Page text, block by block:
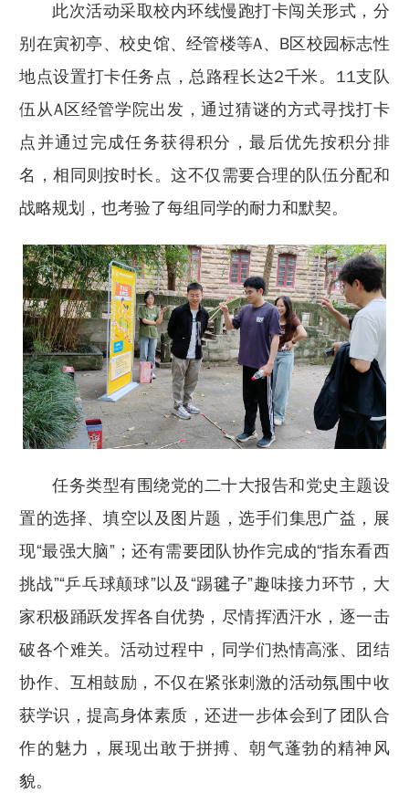
此次活动采取校内环线慢跑打卡闯关形式，分
别在寅初亭、校史馆、经管楼等A、B区校园标志性
地点设置打卡任务点，总路程长达2千米。11支队
伍从A区经管学院出发，通过猜谜的方式寻找打卡
点并通过完成任务获得积分，最后优先按积分排
名，相同则按时长。这不仅需要合理的队伍分配和
战略规划，也考验了每组同学的耐力和默契。
任务类型有围绕党的二十大报告和党史主题设
置的选择、填空以及图片题，选手们集思广益，展
现“最强大脑”；还有需要团队协作完成的“指东看西
挑战”“乒乓球颠球”以及“踢毽子”趣味接力环节，大
家积极踊跃发挥各自优势，尽情挥洒汗水，逐一击
破各个难关。活动过程中，同学们热情高涨、团结
协作、互相鼓励，不仅在紧张刺激的活动氛围中收
获学识，提高身体素质，还进一步体会到了团队合
作的魅力，展现出敢于拼搏、朝气蓬勃的精神风
貌。